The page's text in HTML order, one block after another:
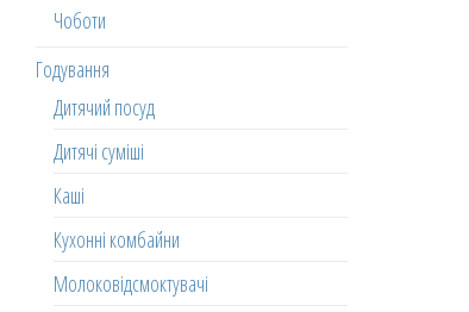
Чоботи
Годування
Дитячий посуд
Дитячі суміші
Каші
Кухонні комбайни
Молоковідсмоктувачі